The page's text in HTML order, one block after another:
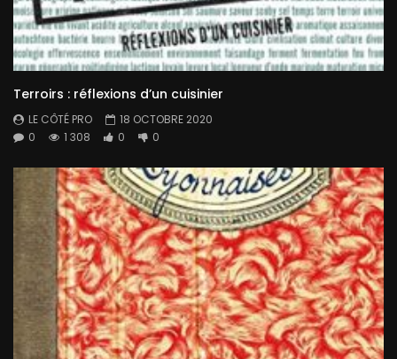
Terroirs : réflexions d’un cuisinier
LE CÔTÉ PRO
18 OCTOBRE 2020
0
1 308 0 0